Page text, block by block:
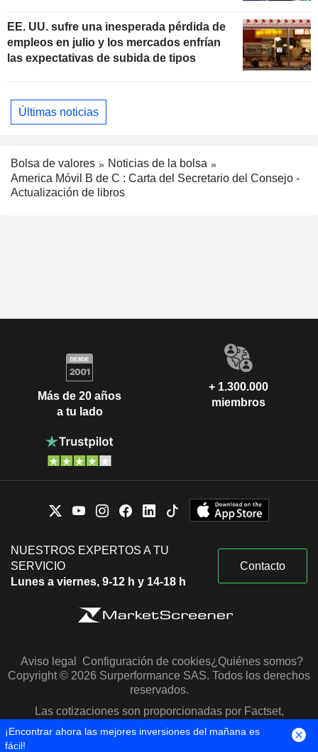
EE. UU. sufre una inesperada pérdida de
empleos en julio y los mercados enfrían
las expectativas de subida de tipos
Últimas noticias
Bolsa de valores
Noticias de la bolsa
America Móvil B de C : Carta del Secretario del Consejo -
Actualización de libros
Más de 20 años
a tu lado
+ 1.300.000
miembros
NUESTROS EXPERTOS A TU
SERVICIO
Lunes a viernes, 9-12 h y 14-18 h
Contacto
Aviso legal Configuración de cookies¿Quiénes somos?
Copyright © 2026 Surperformance SAS. Todos los derechos
reservados.
Las cotizaciones son proporcionadas por Factset,
Morningstar y S&P Capital IQ
¡Encontrar ahora las mejores inversiones del mañana es
fácil!